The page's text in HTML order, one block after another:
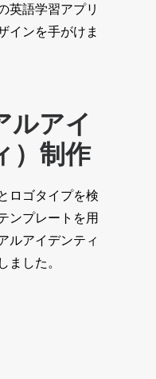
英語学習アプリ
インを手がけま
ルアイ
）制作
ロゴタイプを検
ンプレートを用
ルアイデンティ
ました。